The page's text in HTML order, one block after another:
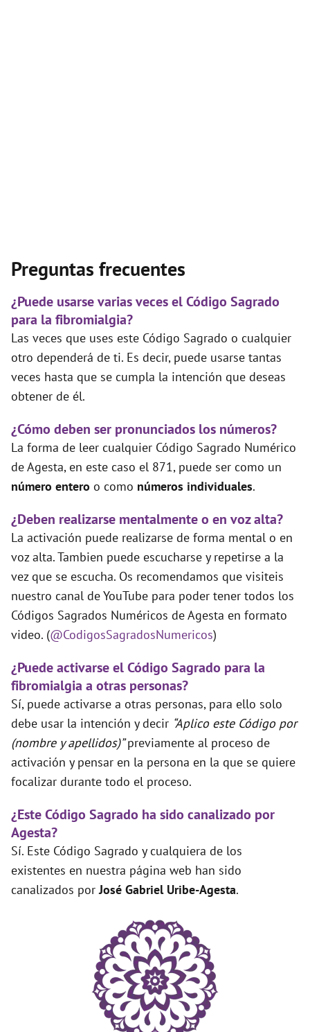
Preguntas frecuentes
¿Puede usarse varias veces el Código Sagrado
para la fibromialgia?
Las veces que uses este Código Sagrado o cualquier
otro dependerá de ti. Es decir, puede usarse tantas
veces hasta que se cumpla la intención que deseas
obtener de él.
¿Cómo deben ser pronunciados los números?
La forma de leer cualquier Código Sagrado Numérico
de Agesta, en este caso el 871, puede ser como un
número entero o como números individuales.
¿Deben realizarse mentalmente o en voz alta?
La activación puede realizarse de forma mental o en
voz alta. Tambien puede escucharse y repetirse a la
vez que se escucha. Os recomendamos que visiteis
nuestro canal de YouTube para poder tener todos los
Códigos Sagrados Numéricos de Agesta en formato
video. (@CodigosSagradosNumericos)
¿Puede activarse el Código Sagrado para la
fibromialgia a otras personas?
Sí, puede activarse a otras personas, para ello solo
debe usar la intención y decir “Aplico este Código por
(nombre y apellidos)”previamente al proceso de
activación y pensar en la persona en la que se quiere
focalizar durante todo el proceso.
¿Este Código Sagrado ha sido canalizado por
Agesta?
Sí. Este Código Sagrado y cualquiera de los
existentes en nuestra página web han sido
canalizados porJosé Gabriel Uribe-Agesta.